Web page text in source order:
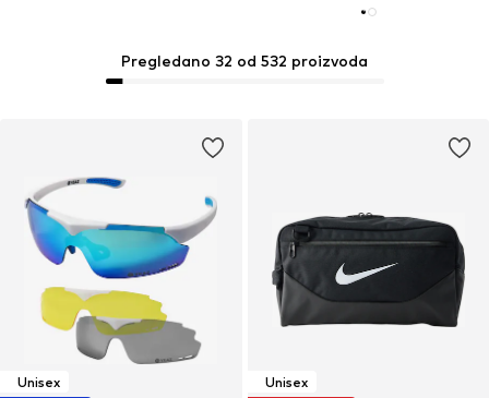
Unisex
Pregledano 32 od 532 proizvoda
Unisex